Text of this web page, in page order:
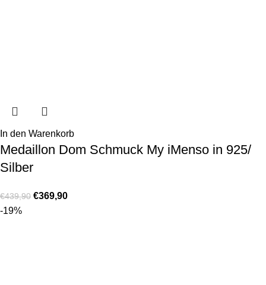
In den Warenkorb
Medaillon Dom Schmuck My iMenso in 925/
Silber
€439,90 €369,90
-19%